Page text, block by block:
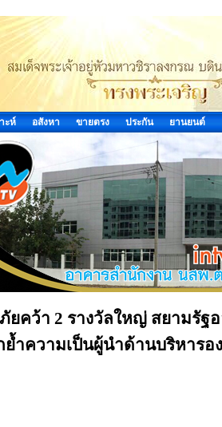
ะห์ อสังหา ขายตรง ประกัน ยานยนต์
คว้า 2 รางวัลใหญ่ สยามรัฐ
ย้ำความเป็นผู้นำด้านบริหาร